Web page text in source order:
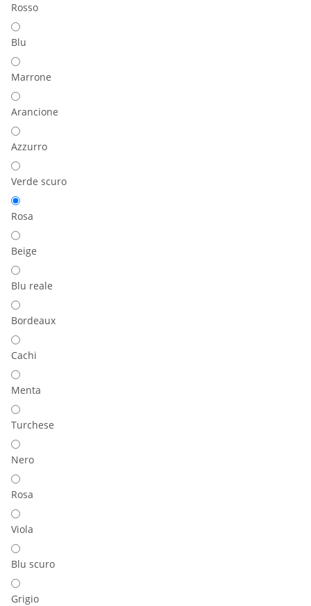
Rosso
Blu
Marrone
Arancione
Azzurro
Verde scuro
Rosa
Beige
Blu reale
Bordeaux
Cachi
Menta
Turchese
Nero
Rosa
Viola
Blu scuro
Grigio